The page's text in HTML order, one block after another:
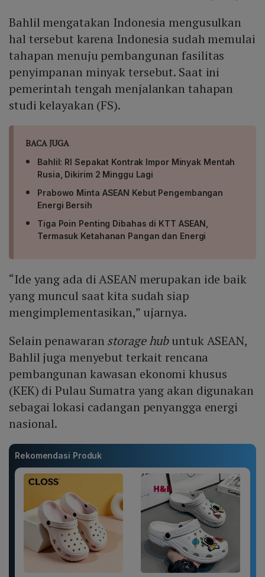
Bahlil mengatakan Indonesia mengusulkan
hal tersebut karena Indonesia sudah memulai
tahapan menuju pembangunan fasilitas
penyimpanan minyak tersebut. Saat ini
pemerintah tengah menjalankan tahapan
studi kelayakan (FS).
BACA JUGA
Bahlil: RI Sepakat Kontrak Impor Minyak Mentah
Rusia, Dikirim 2 Minggu Lagi
Prabowo Minta ASEAN Kebut Pengembangan
Energi Bersih
Tiga Poin Penting Dibahas di KTT ASEAN,
Termasuk Ketahanan Pangan dan Energi
“Ide yang ada di ASEAN merupakan ide baik
yang muncul saat kita sudah siap
mengimplementasikan,” ujarnya.
Selain penawaran storage hubuntuk ASEAN,
Bahlil juga menyebut terkait rencana
pembangunan kawasan ekonomi khusus
(KEK) di Pulau Sumatra yang akan digunakan
sebagai lokasi cadangan penyangga energi
nasional.
Rekomendasi Produk